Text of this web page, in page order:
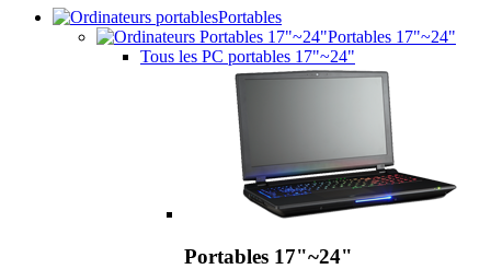
Portables
Portables 17"~24"
Tous les PC portables 17"~24"
Portables 17"~24"